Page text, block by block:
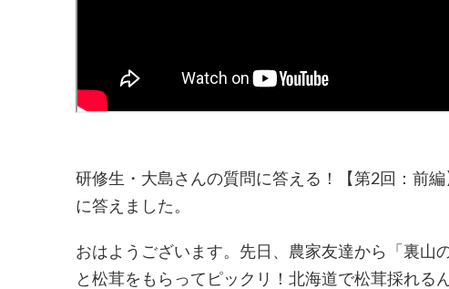
研修生・大島さんの質問に答える！【第2回：前
に答えました。
おはようございます。先日、農家友達から「裏山
と松茸をもらってピックリ！北海道で松茸採れる